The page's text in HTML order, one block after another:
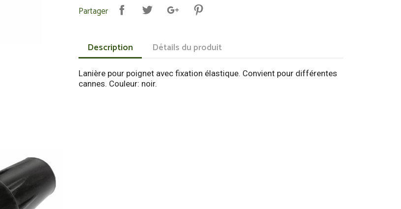
Partager
Description Détails du produit
Lanière pour poignet avec fixation élastique. Convient pour différentes
cannes. Couleur: noir.